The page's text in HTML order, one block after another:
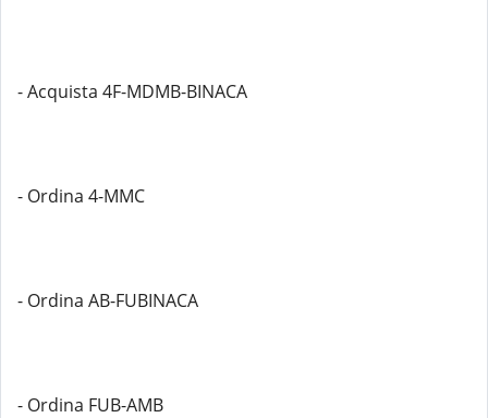
- Acquista 4F-MDMB-BINACA
- Ordina 4-MMC
- Ordina AB-FUBINACA
- Ordina FUB-AMB